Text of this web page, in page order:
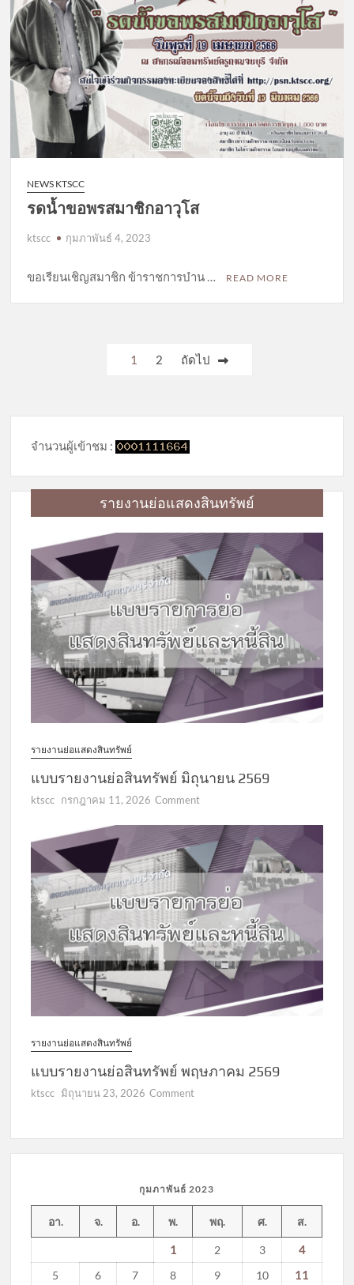
NEWS KTSCC
รดน้ำขอพรสมาชิกอาวุโส
ktscc กุมภาพันธ์ 4, 2023
ขอเรียนเชิญสมาชิก ข้าราชการบำน … READ MORE
1 2 ถัดไป
จำนวนผู้เข้าชม :
รายงานย่อแสดงสินทรัพย์
รายงานย่อแสดงสินทรัพย์
แบบรายงานย่อสินทรัพย์ มิถุนายน 2569
ktscc กรกฎาคม 11, 2026 Commenton
รายงาน
สินทรัพย์
มิถุนายน
2569
รายงานย่อแสดงสินทรัพย์
แบบรายงานย่อสินทรัพย์ พฤษภาคม 2569
ktscc มิถุนายน 23, 2026 Commenton
2569
กุมภาพันธ์ 2023
อา. จ. อ. พ. พฤ. ศ. ส.
1 2 3 4
5 6 7 8 9 10 11